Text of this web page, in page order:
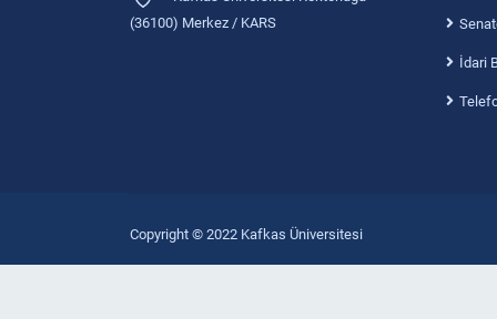
(36100) Merkez / KARS
İdari
Copyright © 2022 Kafkas Üniversitesi